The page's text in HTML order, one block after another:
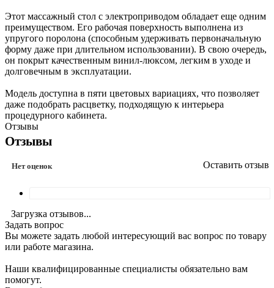
Этот массажный стол с электроприводом обладает еще одним
преимуществом. Его рабочая поверхность выполнена из
упругого поролона (способным удерживать первоначальную
форму даже при длительном использовании). В свою очередь,
он покрыт качественным винил-люксом, легким в уходе и
долговечным в эксплуатации.
Модель доступна в пяти цветовых вариациях, что позволяет
даже подобрать расцветку, подходящую к интерьера
процедурного кабинета.
Отзывы
Отзывы
Нет оценок Оставить отзыв
Загрузка отзывов...
Задать вопрос
Вы можете задать любой интересующий вас вопрос по товару
или работе магазина.
Наши квалифицированные специалисты обязательно вам
помогут.